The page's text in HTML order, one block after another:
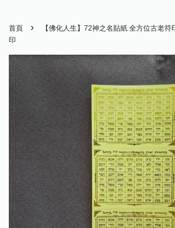
首頁 ›
【佛化人生】72神之名貼紙 全方位古老
印